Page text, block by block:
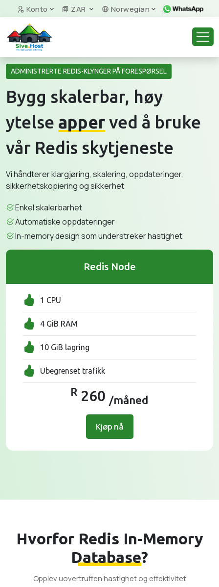
Konto ZAR Norwegian
ADMINISTRERTE REDIS-KLYNGER PÅ FORESPØRSEL
Bygg skalerbar, høy
ytelse apper ved å bruke
vår Redis skytjeneste
Vi håndterer klargjøring, skalering, oppdateringer,
sikkerhetskopiering og sikkerhet
Enkel skalerbarhet
Automatiske oppdateringer
In-memory design som understreker hastighet
Redis Node
1 CPU
4 GiB RAM
10 GiB lagring
Ubegrenset trafikk
R 260 /måned
Kjøp nå
Hvorfor Redis In-Memory
Database?
Opplev uovertruffen hastighet og effektivitet